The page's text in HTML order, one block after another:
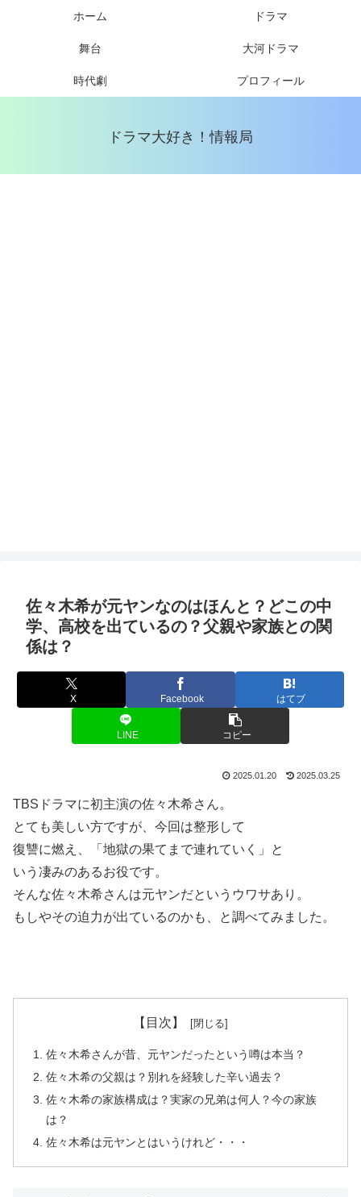
ドラマ大好き！情報局
ホーム ドラマ
舞台 大河ドラマ
時代劇 プロフィール
佐々木希が元ヤンなのはほんと？どこの中
学、高校を出ているの？父親や家族との関
係は？
X Facebook はてブ
LINE コピー
2025.01.20 2025.03.25
TBSドラマに初主演の佐々木希さん。
とても美しい方ですが、今回は整形して
復讐に燃え、「地獄の果てまで連れていく」と
いう凄みのあるお役です。
そんな佐々木希さんは元ヤンだというウワサあり。
もしやその迫力が出ているのかも、と調べてみました。
【目次】
佐々木希さんが昔、元ヤンだったという噂は本当？
佐々木希の父親は？別れを経験した辛い過去？
佐々木希の家族構成は？実家の兄弟は何人？今の家族
は？
佐々木希は元ヤンとはいうけれど・・・